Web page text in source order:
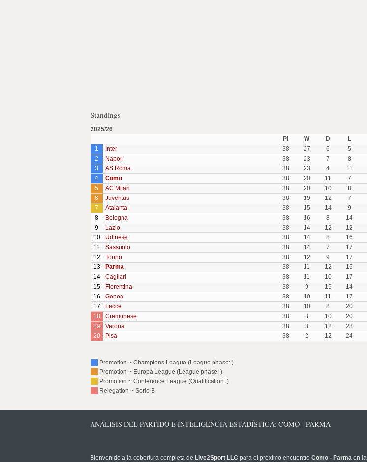
Standings
2025/26
Pl
W D L
1
Inter 38 27 6 5
2
Napoli 38 23 7 8
3
AS Roma 38 23 4 11
4
Como 38 20 11 7
5
AC Milan 38 20 10 8
6
Juventus 38 19 12 7
7
Atalanta 38 15 14 9
8
Bologna 38 16 8 14
9
Lazio 38 14 12 12
10
Udinese 38 14 8 16
11
Sassuolo 38 14 7 17
12
Torino 38 12 9 17
13
Parma 38 11 12 15
14
Cagliari 38 11 10 17
15
Fiorentina 38 9 15 14
16
Genoa 38 10 11 17
17
Lecce 38 10 8 20
18
Cremonese 38 8 10 20
19
Verona 38 3 12 23
20
Pisa 38 2 12 24
Promotion ~ Champions League (League phase: )
Promotion ~ Europa League (League phase: )
Promotion ~ Conference League (Qualification: )
Relegation ~ Serie B
ANÁLISIS DEL PARTIDO E INTELIGENCIA ESTADÍSTICA: COMO - PARMA
Bienvenido a la cobertura completa de Live2Sport LLC para el próximo encuentro Como - Parma en la